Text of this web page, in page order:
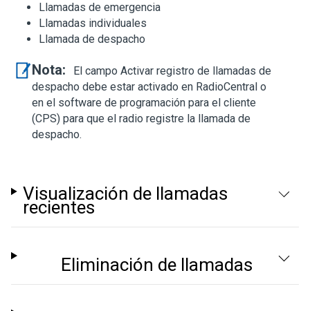
Llamadas de emergencia
Llamadas individuales
Llamada de despacho
Nota:
El campo Activar registro de llamadas de
despacho debe estar activado en RadioCentral o
en el software de programación para el cliente
(CPS) para que el radio registre la llamada de
despacho.
Visualización de llamadas
recientes
Eliminación de llamadas